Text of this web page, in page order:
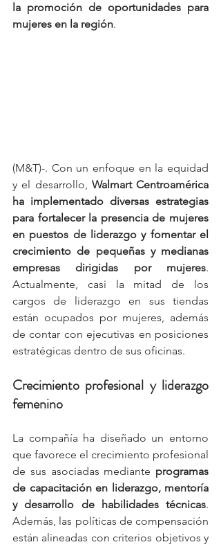
la promoción de oportunidades para
mujeres en la región.
(M&T)-. Con un enfoque en la equidad
y el desarrollo, Walmart Centroamérica
ha implementado diversas estrategias
para fortalecer la presencia de mujeres
en puestos de liderazgo y fomentar el
crecimiento de pequeñas y medianas
empresas dirigidas por mujeres.
Actualmente, casi la mitad de los
cargos de liderazgo en sus tiendas
están ocupados por mujeres, además
de contar con ejecutivas en posiciones
estratégicas dentro de sus oficinas.
Crecimiento profesional y liderazgo
femenino
La compañía ha diseñado un entorno
que favorece el crecimiento profesional
de sus asociadas mediante programas
de capacitación en liderazgo, mentoría
y desarrollo de habilidades técnicas.
Además, las políticas de compensación
están alineadas con criterios objetivos y